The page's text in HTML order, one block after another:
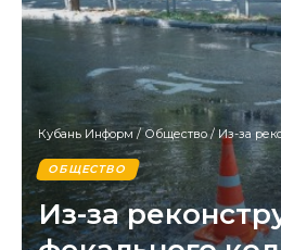
Кубань Информ/Общество/ Из-за реконструкции
ОБЩЕСТВО
Из-за